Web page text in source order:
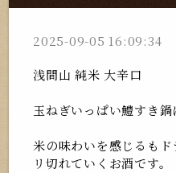
2025-09-05 16:09:34
浅間山 純米 大辛口
玉ねぎいっぱい鱧すき
米の味わいを感じるも
リ切れていくお酒です。